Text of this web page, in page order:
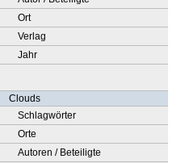
Ort
Verlag
Jahr
Clouds
Schlagwörter
Orte
Autoren / Beteiligte